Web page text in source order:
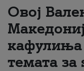
Овој
кафулиња
темата